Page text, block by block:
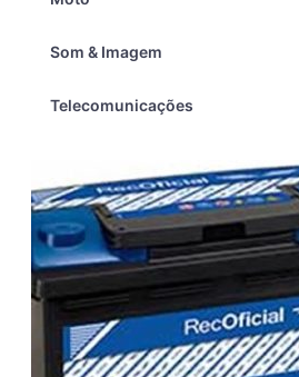
Som & Imagem
Telecomunicações